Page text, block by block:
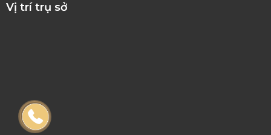
Vị trí trụ sở